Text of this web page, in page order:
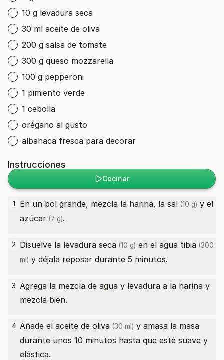
10 g levadura seca
30 ml aceite de oliva
200 g salsa de tomate
300 g queso mozzarella
100 g pepperoni
1 pimiento verde
1 cebolla
orégano al gusto
albahaca fresca para decorar
Instrucciones
Cocinar
1 En un bol grande, mezcla la harina, la sal (10 g) y el
azúcar (7 g).
2 Disuelve la levadura seca (10 g) en el agua tibia (300
ml) y déjala reposar durante 5 minutos.
3 Agrega la mezcla de agua y levadura a la harina y
mezcla bien.
4 Añade el aceite de oliva (30 ml) y amasa la masa
durante unos 10 minutos hasta que esté suave y
elástica.